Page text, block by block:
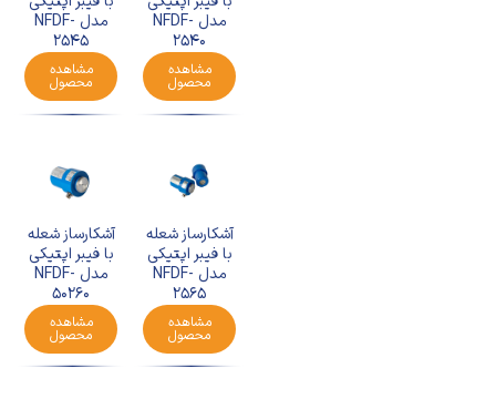
مدل NFDF-
2540
مشاهده
محصول
مدل NFDF-
2545
مشاهده
محصول
آشکارساز شعله
با فیبر اپتیکی
مدل NFDF-
2565
مشاهده
محصول
آشکارساز شعله
با فیبر اپتیکی
مدل NFDF-
50260
مشاهده
محصول